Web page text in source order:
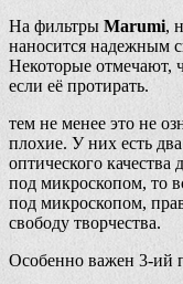
На фильтры Marumi,
наносится надежным
Некоторые отмечают,
если её протирать.
тем не менее это не
плохие. У них есть
оптического качества
под микроскопом, то
под микроскопом,
свободу творчества.
Особенно важен 3-ий